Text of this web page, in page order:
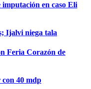
en caso Eli
Ijalvi niega tala
Feria Corazón de
con 40 mdp